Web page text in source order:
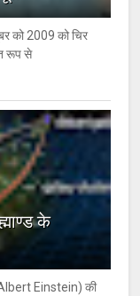
को 2009 को चिर
रूप से
के
Einstein) की